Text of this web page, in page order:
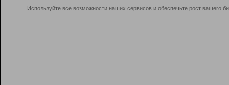
Используйте все возможности наших сервисов и обеспечьте рост вашего